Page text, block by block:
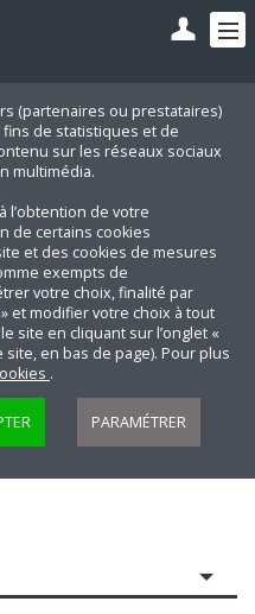
(partenaires ou prestataires)
de statistiques et de
sur les réseaux sociaux
multimédia.
l’obtention de votre
de certains cookies
et des cookies de mesures
exempts de
votre choix, finalité par
et modifier votre choix à tout
site en cliquant sur l’onglet «
en bas de page). Pour plus
.
PARAMÉTRER